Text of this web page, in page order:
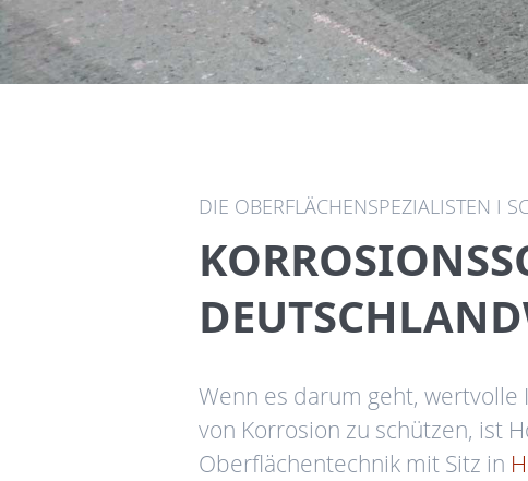
DIE OBERFLÄCHENSPEZIALISTEN I
Wenn es darum geht,
von Korrosion zu schützen, ist
Oberflächentechnik mit Sitz in